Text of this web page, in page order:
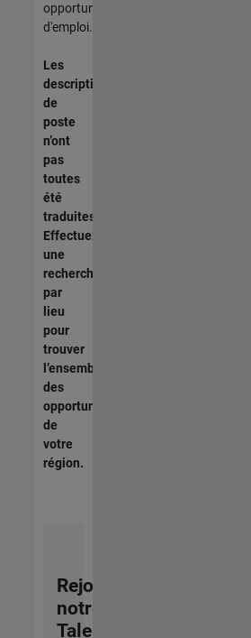
opportunités
d'emploi.
Les
descriptions
de
poste
n’ont
pas
toutes
été
traduites.
Effectuez
une
recherche
par
lieu
pour
trouver
l’ensemble
des
opportunités
de
votre
région.
Rejoignez
notre
Talent